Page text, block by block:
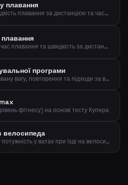
плавання
Розрахуйте темп і швидкість плавання за дистанцією та часом
Розрахуйте загальний час плавання та швидкість за дистанцією та темпом на 100м
програми
Розрахуйте рекомендовану вагу, повторення та підходи за вашим 1RM та метою тренування
фітнесу) на основі тесту Купера
велосипеда
Розрахуйте орієнтовну потужність у ватах при їзді на велосипеді за вагою, швидкістю та нахилом